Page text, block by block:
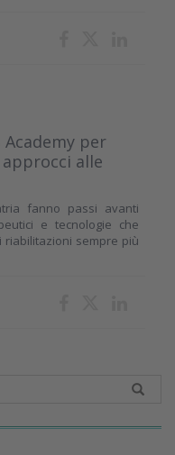
Academy per
alle
fanno passi avanti
e tecnologie che
sempre più